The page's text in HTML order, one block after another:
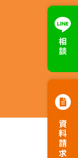
相談
資料請求